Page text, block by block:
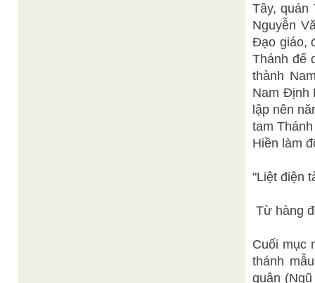
Tây, quán
Nguyễn
Đạo giáo,
Thánh đế
thành
Nam Định
lập nên
tam
Hiền làm
"Liệt điện
Từ hàng
Cuối mục
thánh
quân